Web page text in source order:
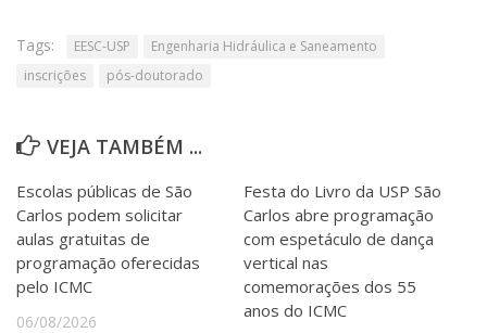
Comunicação
Jornal da USP
Defesa de Teses
Tags: EESC-USP
Engenharia Hidráulica e Saneamento
inscrições
pós-doutorado
VEJA TAMBÉM ...
Escolas públicas de São
Carlos podem solicitar
aulas gratuitas de
programação oferecidas
pelo ICMC
06/08/2026
Festa do Livro da USP São
Carlos abre programação
com espetáculo de dança
vertical nas
comemorações dos 55
anos do ICMC